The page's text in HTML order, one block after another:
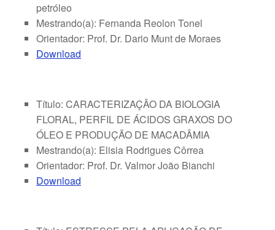
petróleo
Mestrando(a): Fernanda Reolon Tonel
Orientador: Prof. Dr. Dario Munt de Moraes
Download
Título: CARACTERIZAÇÃO DA BIOLOGIA
FLORAL, PERFIL DE ÁCIDOS GRAXOS DO
ÓLEO E PRODUÇÃO DE MACADÂMIA
Mestrando(a): Elisia Rodrigues Côrrea
Orientador: Prof. Dr. Valmor João Bianchi
Download